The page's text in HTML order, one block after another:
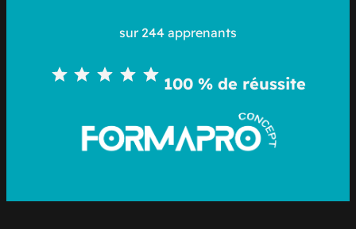
sur 244 apprenants
100 % de réussite